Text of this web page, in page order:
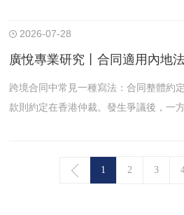
會公共利益。
2026-07-28
跨境合同中常見一種寫法：合同整體約
款則約定在香港仲裁。發生爭議後，一
1 2 3